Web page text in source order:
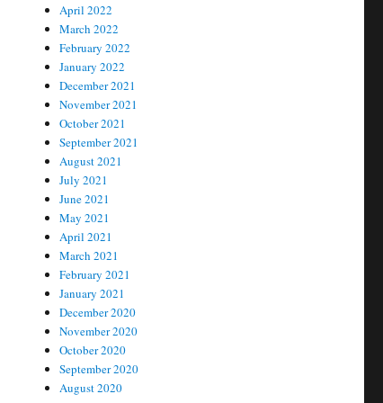
April 2022
March 2022
February 2022
January 2022
December 2021
November 2021
October 2021
September 2021
August 2021
July 2021
June 2021
May 2021
April 2021
March 2021
February 2021
January 2021
December 2020
November 2020
October 2020
September 2020
August 2020